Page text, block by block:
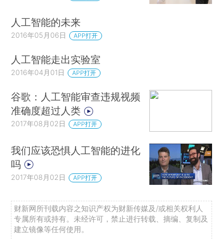
人工智能的未来
2016年05月06日 APP打开
人工智能走出实验室
2016年04月01日 APP打开
谷歌：人工智能审查违规视频
准确度超过人类
2017年08月02日 APP打开
我们应该恐惧人工智能的进化
吗
2017年08月02日 APP打开
财新网所刊载内容之知识产权为财新传媒及/或相关权利人
专属所有或持有。未经许可，禁止进行转载、摘编、复制及
建立镜像等任何使用。